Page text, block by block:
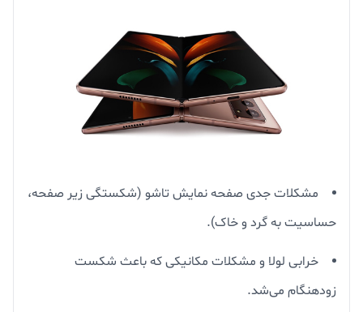
مشکلات جدی صفحه نمایش تاشو (شکستگی زیر صفحه،
حساسیت به گرد و خاک).
خرابی لولا و مشکلات مکانیکی که باعث شکست
زودهنگام می‌شد.